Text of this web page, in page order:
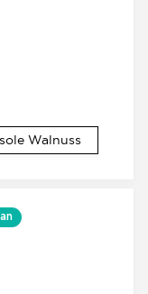
Walnuss